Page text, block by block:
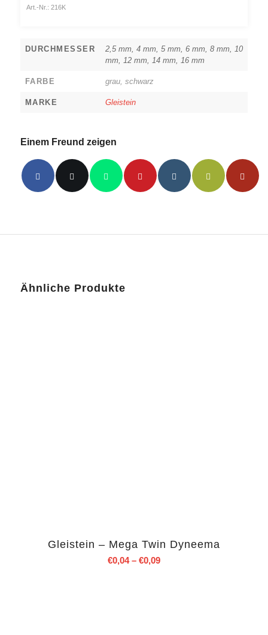
Art.-Nr.: 216K
DURCHMESSER
2,5 mm, 4 mm, 5 mm, 6 mm, 8 mm, 10
mm, 12 mm, 14 mm, 16 mm
FARBE grau, schwarz
MARKE Gleistein
Einem Freund zeigen
Ähnliche Produkte
Gleistein – Mega Twin Dyneema
€0,04– €0,09